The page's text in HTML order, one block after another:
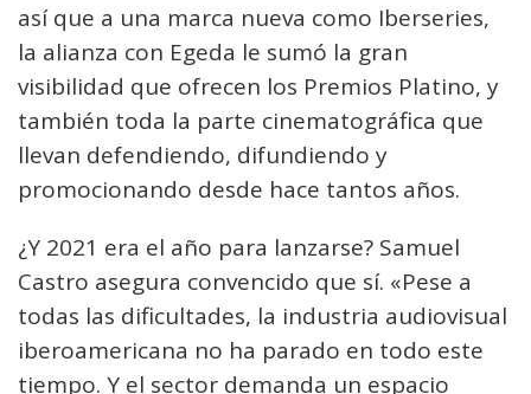
así que a una marca nueva como Iberseries,
la alianza con Egeda le sumó la gran
visibilidad que ofrecen los Premios Platino, y
también toda la parte cinematográfica que
llevan defendiendo, difundiendo y
promocionando desde hace tantos años.
¿Y 2021 era el año para lanzarse? Samuel
Castro asegura convencido que sí. «Pese a
todas las dificultades, la industria audiovisual
iberoamericana no ha parado en todo este
tiempo. Y el sector demanda un espacio